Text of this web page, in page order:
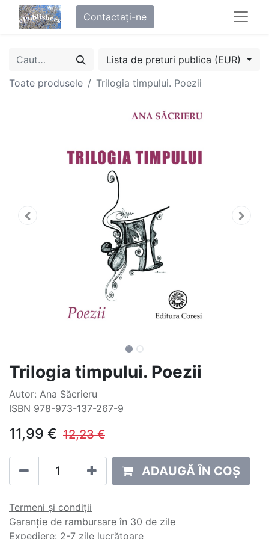
Contactați-ne
Lista de preturi publica (EUR)
Toate produsele
Trilogia timpului. Poezii
Trilogia timpului. Poezii
Autor: Ana Săcrieru
ISBN 978-973-137-267-9
11,99 € 12,23€
ADAUGĂ ÎN COȘ
Termeni și condiții
Garanție de rambursare în 30 de zile
Expediere: 2-7 zile lucrătoare